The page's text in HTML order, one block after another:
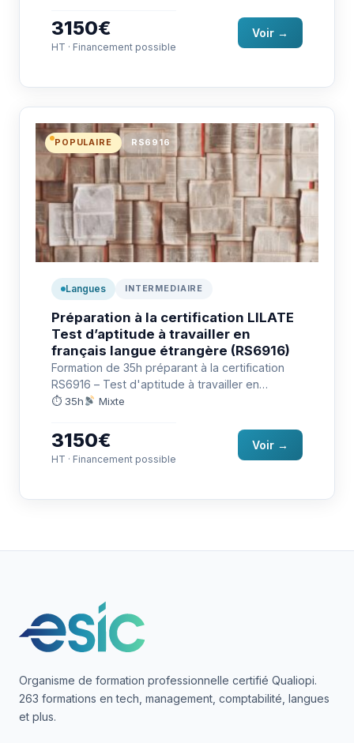
3150€
HT · Financement possible
Voir →
POPULAIRE RS6916
Langues INTERMEDIAIRE
Préparation à la certification LILATE
Test d’aptitude à travailler en
français langue étrangère (RS6916)
Formation de 35h préparant à la certification
RS6916 – Test d'aptitude à travailler en
français langue étrangère (LILATE)…
⏱ 35h Mixte
3150€
HT · Financement possible
Voir →
Organisme de formation professionnelle certifié Qualiopi.
263 formations en tech, management, comptabilité, langues
et plus.